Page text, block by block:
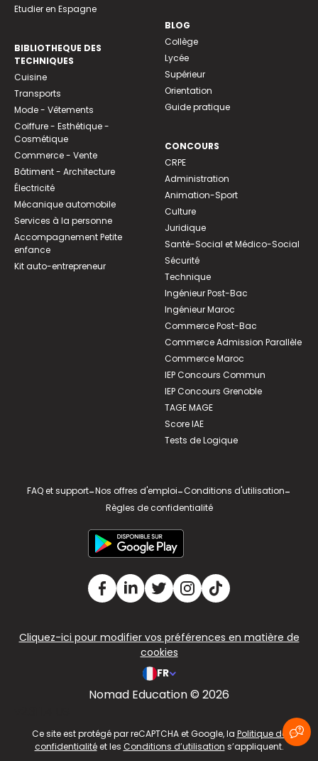
Etudier en Espagne
BIBLIOTHEQUE DES
TECHNIQUES
Cuisine
Transports
Mode - Vêtements
Coiffure - Esthétique -
Cosmétique
Commerce - Vente
Bâtiment - Architecture
Électricité
Mécanique automobile
Services à la personne
Accompagnement Petite
enfance
Kit auto-entrepreneur
BLOG
Collège
Lycée
Supérieur
Orientation
Guide pratique
CONCOURS
CRPE
Administration
Animation-Sport
Culture
Juridique
Santé-Social et Médico-Social
Sécurité
Technique
Ingénieur Post-Bac
Ingénieur Maroc
Commerce Post-Bac
Commerce Admission Parallèle
Commerce Maroc
IEP Concours Commun
IEP Concours Grenoble
TAGE MAGE
Score IAE
Tests de Logique
FAQ et support-Nos offres d'emploi-Conditions d'utilisation-
Règles de confidentialité
Cliquez-ici pour modifier vos préférences en matière de
cookies
FR
Nomad Education © 2026
Ce site est protégé par reCAPTCHA et Google, la Politique de
confidentialitéet les Conditions d’utilisation s’appliquent.